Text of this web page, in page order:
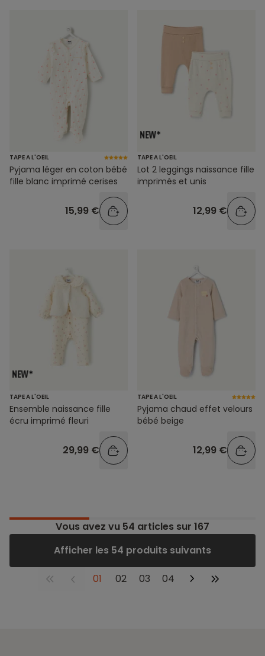
TAPE A L'OEIL
Pyjama léger en coton bébé
fille blanc imprimé cerises
15,99 €
TAPE A L'OEIL
Lot 2 leggings naissance fille
imprimés et unis
12,99 €
TAPE A L'OEIL
Ensemble naissance fille
écru imprimé fleuri
29,99 €
TAPE A L'OEIL
Pyjama chaud effet velours
bébé beige
12,99 €
Vous avez vu 54 articles sur 167
Afficher les 54 produits suivants
01 02 03 04